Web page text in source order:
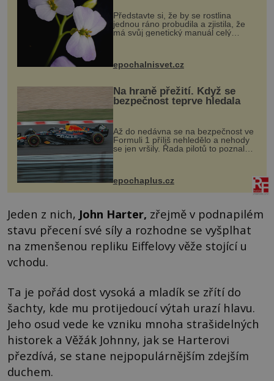
Představte si, že by se rostlina
jednou ráno probudila a zjistila, že
má svůj genetický manuál celý
vstupenka...
epochalnisvet.cz
Na hraně přežití. Když se
bezpečnost teprve hledala
Až do nedávna se na bezpečnost ve
Formuli 1 příliš nehledělo a nehody
se jen vršily. Řada pilotů to poznala
na vlastní kůži, často s trvalými
následky nebo bohužel i ztrátou
života. Dnes nepochopiteln...
epochaplus.cz
Jeden z nich, John Harter, zřejmě v podnapilém
stavu přecení své síly a rozhodne se vyšplhat
na zmenšenou repliku Eiffelovy věže stojící u
vchodu.
Ta je pořád dost vysoká a mladík se zřítí do
šachty, kde mu protijedoucí výtah urazí hlavu.
Jeho osud vede ke vzniku mnoha strašidelných
historek a Věžák Johnny, jak se Harterovi
přezdívá, se stane nejpopulárnějším zdejším
duchem.